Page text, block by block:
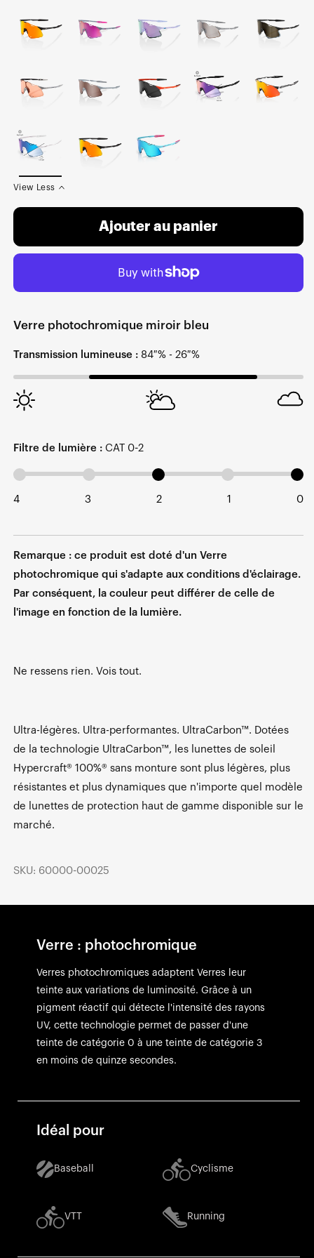
View Less
Ajouter au panier
Verre photochromique miroir bleu
Transmission lumineuse : 84 % - 26 %
Filtre de lumière : CAT 0-2
4 3 2 1 0
Remarque : ce produit est doté d'un Verre
photochromique qui s'adapte aux conditions d'éclairage.
Par conséquent, la couleur peut différer de celle de
l'image en fonction de la lumière.
Ne ressens rien. Vois tout.
Ultra-légères. Ultra-performantes. UltraCarbon™. Dotées
de la technologie UltraCarbon™, les lunettes de soleil
Hypercraft® 100%® sans monture sont plus légères, plus
résistantes et plus dynamiques que n'importe quel modèle
de lunettes de protection haut de gamme disponible sur le
marché.
SKU: 60000-00025
Verre : photochromique
Verres photochromiques adaptent Verres leur
teinte aux variations de luminosité. Grâce à un
pigment réactif qui détecte l'intensité des rayons
UV, cette technologie permet de passer d'une
teinte de catégorie 0 à une teinte de catégorie 3
en moins de quinze secondes.
Idéal pour
Baseball Cyclisme
VTT Running